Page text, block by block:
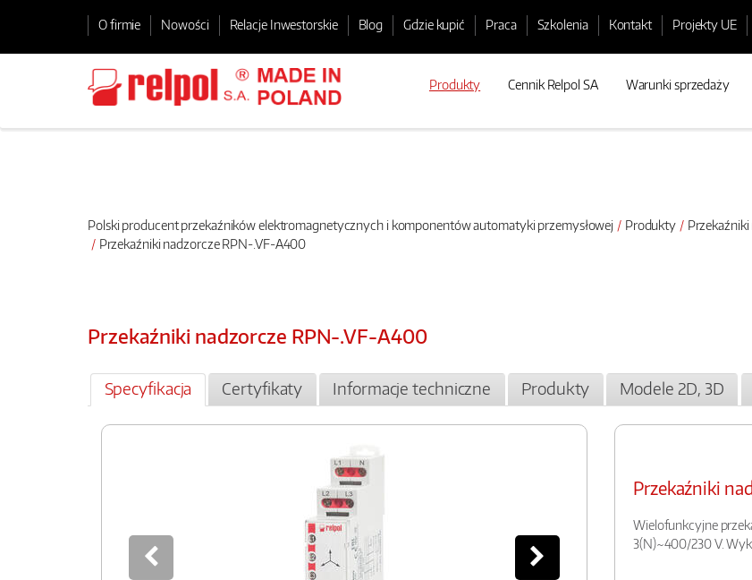
O firmie Nowości Relacje Inwestorskie Blog Gdzie kupić Praca Szkolenia Kontakt Projekty UE
Produkty Cennik Relpol SA Warunki sprzedaży
Polski producent przekaźników elektromagnetycznych i komponentów automatyki przemysłowej Produkty
Przekaźniki nadzorcze RPN-.VF-A400
Przekaźniki nadzorcze RPN-.VF-A400
Specyfikacja Certyfikaty Informacje techniczne Produkty Modele 2D, 3D
Przekaźniki
Wielofunkcyjne
3(N)~400/230 V.